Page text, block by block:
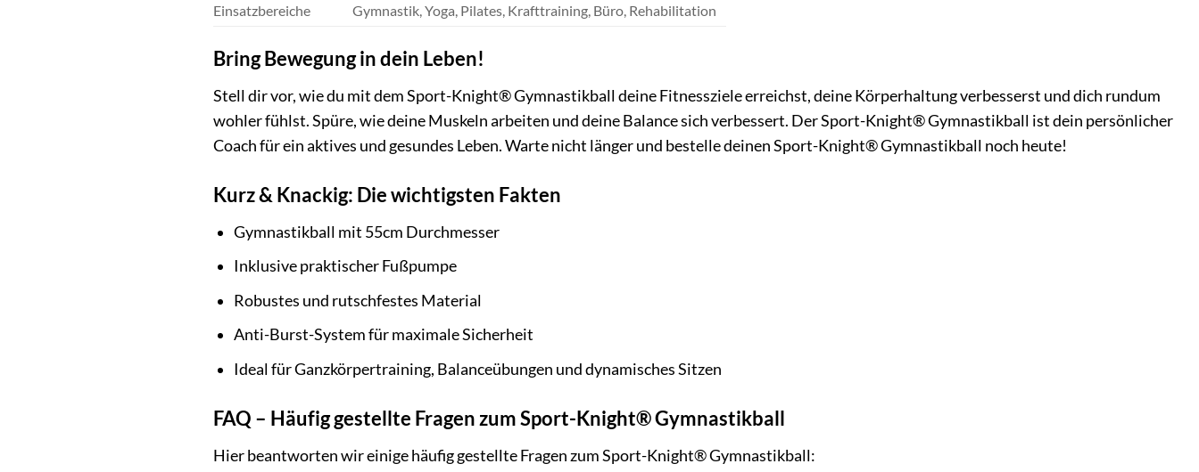
Einsatzbereiche
Gymnastik, Yoga, Pilates, Krafttraining, Büro, Rehabilitation
Bring Bewegung in dein Leben!
Stell dir vor, wie du mit dem Sport-Knight® Gymnastikball deine Fitnessziele erreichst, deine Körperhaltung verbesserst und dich rundum
wohler fühlst. Spüre, wie deine Muskeln arbeiten und deine Balance sich verbessert. Der Sport-Knight® Gymnastikball ist dein persönlicher
Coach für ein aktives und gesundes Leben. Warte nicht länger und bestelle deinen Sport-Knight® Gymnastikball noch heute!
Kurz & Knackig: Die wichtigsten Fakten
Gymnastikball mit 55cm Durchmesser
Inklusive praktischer Fußpumpe
Robustes und rutschfestes Material
Anti-Burst-System für maximale Sicherheit
Ideal für Ganzkörpertraining, Balanceübungen und dynamisches Sitzen
FAQ – Häufig gestellte Fragen zum Sport-Knight® Gymnastikball
Hier beantworten wir einige häufig gestellte Fragen zum Sport-Knight® Gymnastikball: